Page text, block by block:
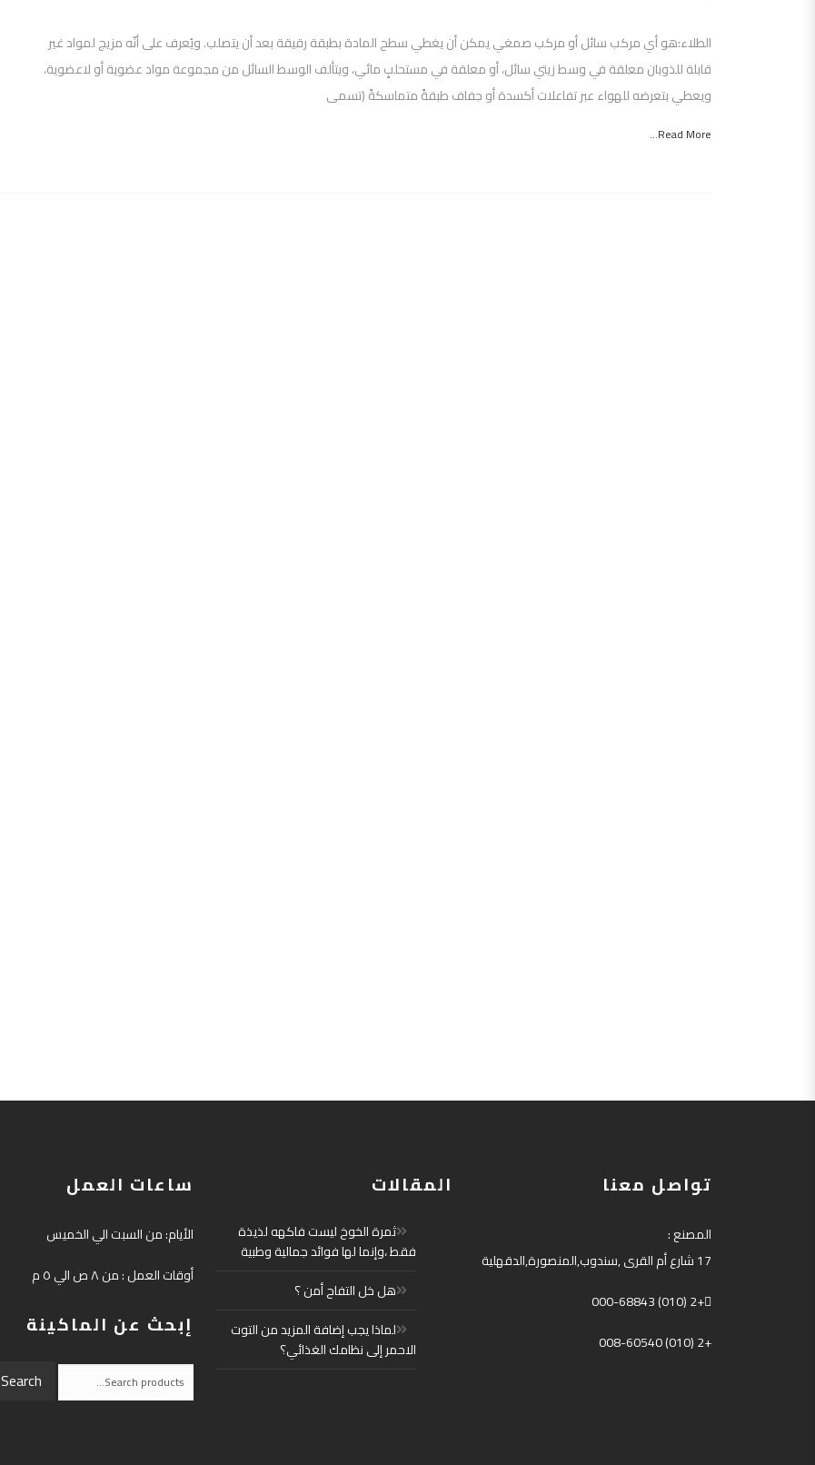
الطلاء:هو أي مركب سائل أو مركب صمغي يمكن أن يغطي سطح المادة بطبقة رقيقة بعد أن يتصلب. ويُعرف على أنّه مزيج لمواد غير
قابلة للذوبان معلقة في وسط زيتي سائل، أو معلقة في مستحلبٍ مائي، ويتألف الوسط السائل من مجموعة مواد عضوية أو لاعضوية،
ويعطي بتعرضه للهواء عبر تفاعلات أكسدة أو جفاف طبقةً متماسكةً (تسمى
Read More...
تواصل معنا
المصنع:
17شارع أم القرى,سندوب,المنصورة,الدقهلية
+2 (010) 000-68843
+2 (010) 008-60540
المقالات
ثمرة الخوخ ليست فاكهه لذيذة
فقط ،وإنما لها فوائد جمالية وطبية
هل خل التفاح أمن ؟
لماذا يجب إضافة المزيد من التوت
الاحمر إلى نظامك الغذائي؟
ساعات العمل
الأيام: من السبت الي الخميس
أوقات العمل : من ٨ ص الي ٥ م
إبحث عن الماكينة
Search
for:
Search